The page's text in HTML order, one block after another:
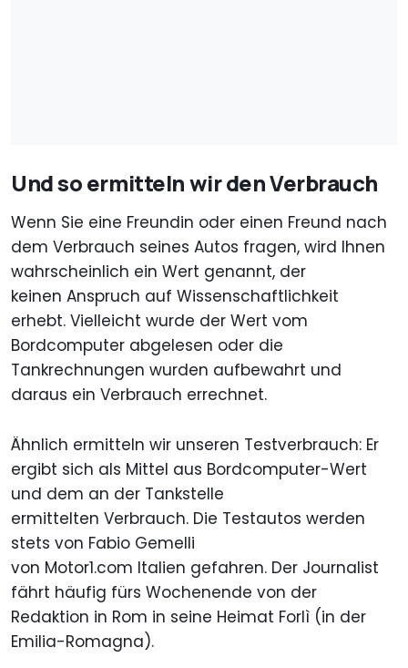
Und so ermitteln wir den Verbrauch
Wenn Sie eine Freundin oder einen Freund nach
dem Verbrauch seines Autos fragen, wird Ihnen
wahrscheinlich ein Wert genannt, der
keinen Anspruch auf Wissenschaftlichkeit
erhebt. Vielleicht wurde der Wert vom
Bordcomputer abgelesen oder die
Tankrechnungen wurden aufbewahrt und
daraus ein Verbrauch errechnet.
Ähnlich ermitteln wir unseren Testverbrauch: Er
ergibt sich als Mittel aus Bordcomputer-Wert
und dem an der Tankstelle
ermittelten Verbrauch. Die Testautos werden
stets von Fabio Gemelli
von Motor1.com Italien gefahren. Der Journalist
fährt häufig fürs Wochenende von der
Redaktion in Rom in seine Heimat Forlì (in der
Emilia-Romagna).